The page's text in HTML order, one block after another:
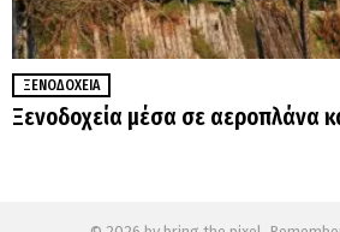
ΞΕΝΟΔΟΧΕΊΑ
Ξενοδοχεία μέσα σε αεροπλάνα